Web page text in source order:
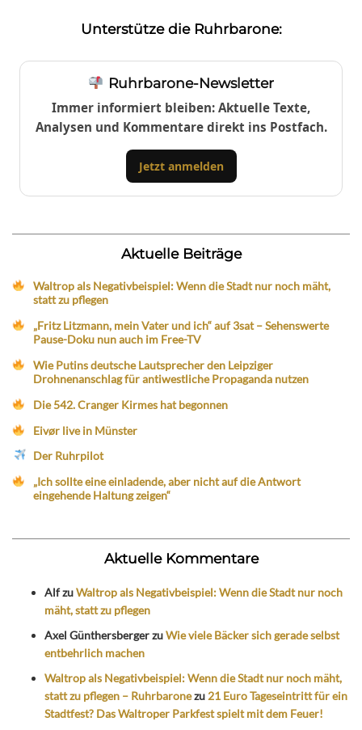
Unterstütze die Ruhrbarone:
Ruhrbarone-Newsletter
Immer informiert bleiben: Aktuelle Texte,
Analysen und Kommentare direkt ins Postfach.
Jetzt anmelden
Aktuelle Beiträge
Waltrop als Negativbeispiel: Wenn die Stadt nur noch mäht,
statt zu pflegen
„Fritz Litzmann, mein Vater und ich“ auf 3sat – Sehenswerte
Pause-Doku nun auch im Free-TV
Wie Putins deutsche Lautsprecher den Leipziger
Drohnenanschlag für antiwestliche Propaganda nutzen
Die 542. Cranger Kirmes hat begonnen
Eivør live in Münster
Der Ruhrpilot
„Ich sollte eine einladende, aber nicht auf die Antwort
eingehende Haltung zeigen“
Aktuelle Kommentare
AlfzuWaltrop als Negativbeispiel: Wenn die Stadt nur noch
mäht, statt zu pflegen
Axel GünthersbergerzuWie viele Bäcker sich gerade selbst
entbehrlich machen
Waltrop als Negativbeispiel: Wenn die Stadt nur noch mäht,
statt zu pflegen – Ruhrbaronezu 21 Euro Tageseintritt für ein
Stadtfest? Das Waltroper Parkfest spielt mit dem Feuer!